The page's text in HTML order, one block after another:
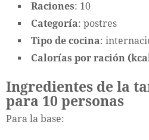
Raciones: 10
Categoría: postres
Tipo de cocina:
Calorías por ración
Ingredientes de la
para 10 personas
Para la base: